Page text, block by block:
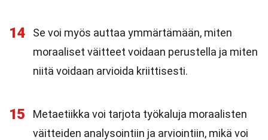
14
Se voi myös auttaa ymmärtämään, miten
moraaliset väitteet voidaan perustella ja miten
niitä voidaan arvioida kriittisesti.
15
Metaetiikka voi tarjota työkaluja moraalisten
väitteiden analysointiin ja arviointiin, mikä voi